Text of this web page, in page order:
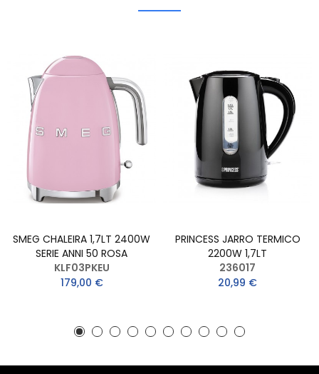
SMEG CHALEIRA 1,7LT 2400W
SERIE ANNI 50 ROSA
KLF03PKEU
179,00 €
PRINCESS JARRO TERMICO
2200W 1,7LT
236017
20,99 €